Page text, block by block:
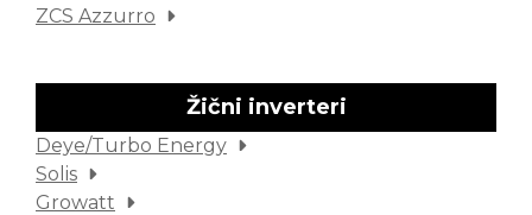
ZCS Azzurro
Žični inverteri
Deye/Turbo Energy
Solis
Growatt